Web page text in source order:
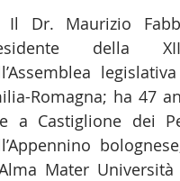
Il Dr. Maurizio
della
Romagna; ha 47
a Castiglione dei
Mater